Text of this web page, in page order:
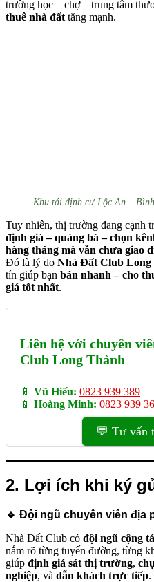
trường học – chợ – trung tâm
thuê nhà đất tăng mạnh.
Khu tái định cư Lộc An –
Tuy nhiên, thị trường đang cạnh
định giá – quảng bá – chọn
hàng tháng mà vẫn chưa giao
Đó là lý do Nhà Đất Club Long
tín giúp bạn bán nhanh – cho
giá tốt nhất.
Liên hệ với chuyên
Club Long Thành
📱 Vũ Hiếu: 0823 939 389
📱 Hoàng Minh: 0823 939
💬 Tư vấn
2. Lợi ích khi ký
🔹 Đội ngũ chuyên viên địa
Nhà Đất Club có đội ngũ cộng
nắm rõ từng tuyến đường, từng
giúp định giá sát thị trường,
nghiệp, và dẫn khách trực tiếp.